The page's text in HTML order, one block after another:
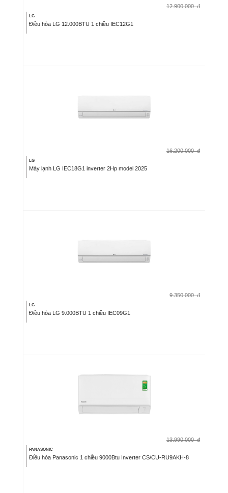
12.900.000 đ
LG
Điều hòa LG 12.000BTU 1 chiều IEC12G1
16.200.000 đ
LG
Máy lạnh LG IEC18G1 inverter 2Hp model 2025
9.350.000 đ
LG
Điều hòa LG 9.000BTU 1 chiều IEC09G1
13.990.000 đ
PANASONIC
Điều hòa Panasonic 1 chiều 9000Btu Inverter CS/CU-RU9AKH-8